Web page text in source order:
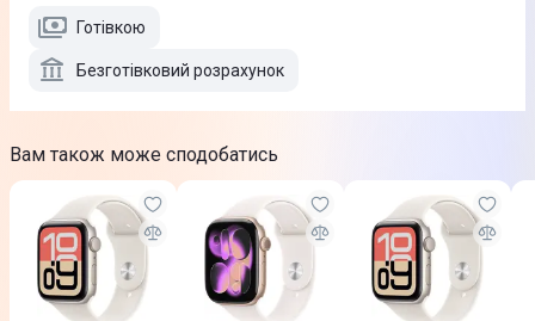
Готівкою
Безготівковий розрахунок
Вам також може сподобатись